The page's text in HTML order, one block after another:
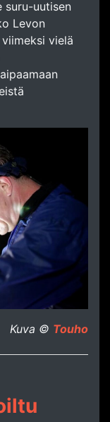
suru-uutisen
Levon
vielä
Kuva © Touho